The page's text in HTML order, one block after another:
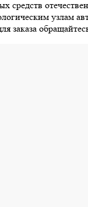
узлам
заказа